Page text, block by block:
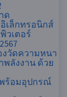
ด
เล็กทรอนิกส์
วเตอร์
งวัดความหนา
พลังงาน ด้วย
ร้อมอุปกรณ์